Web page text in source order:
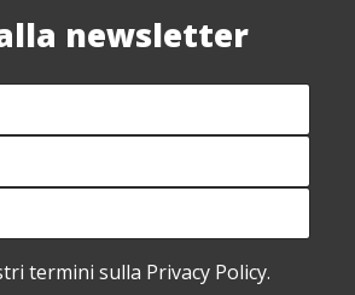
newsletter
termini sulla Privacy Policy.